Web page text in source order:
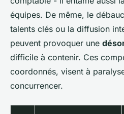
équipes. De même, le
talents clés ou la diffusion
peuvent provoquer une
difficile à contenir. Ces
coordonnés, visent à
concurrencer.